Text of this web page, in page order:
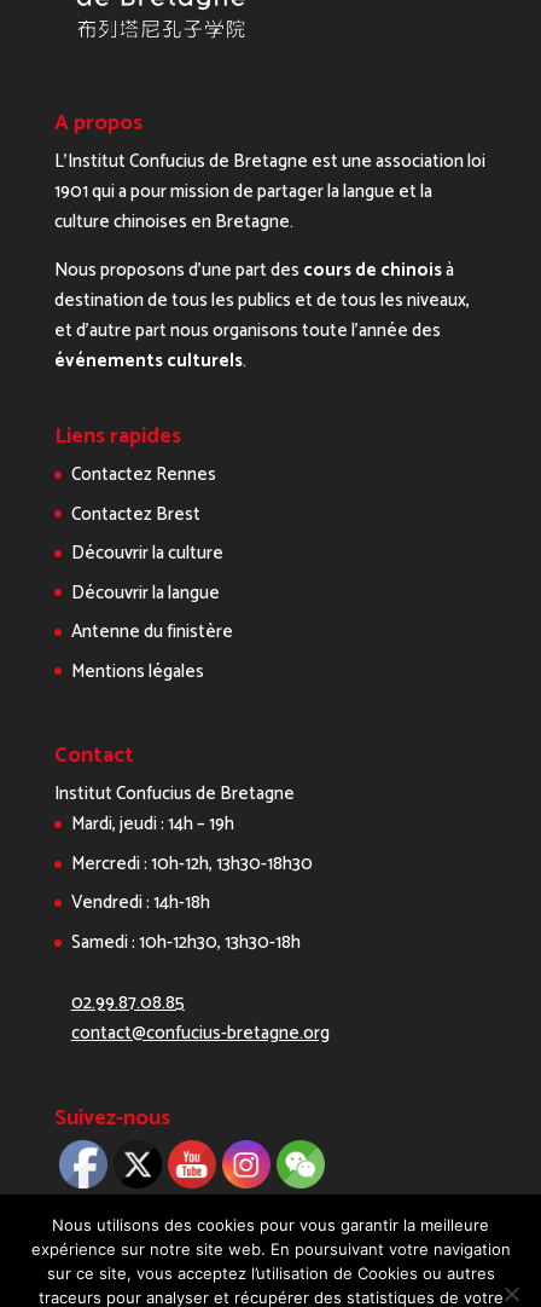
A propos
L’Institut Confucius de Bretagne est une association loi
1901 qui a pour mission de partager la langue et la
culture chinoises en Bretagne.
Nous proposons d’une part des cours de chinoisà
destination de tous les publics et de tous les niveaux,
et d’autre part nous organisons toute l’année des
événements culturels.
Liens rapides
Contactez Rennes
Contactez Brest
Découvrir la culture
Découvrir la langue
Antenne du finistère
Mentions légales
Contact
Institut Confucius de Bretagne
Mardi, jeudi : 14h – 19h
Mercredi : 10h-12h, 13h30-18h30
Vendredi : 14h-18h
Samedi : 10h-12h30, 13h30-18h
02.99.87.08.85
contact@confucius-bretagne.org
Suivez-nous
Nous utilisons des cookies pour vous garantir la meilleure
expérience sur notre site web. En poursuivant votre navigation
sur ce site, vous acceptez l’utilisation de Cookies ou autres
traceurs pour analyser et récupérer des statistiques de votre